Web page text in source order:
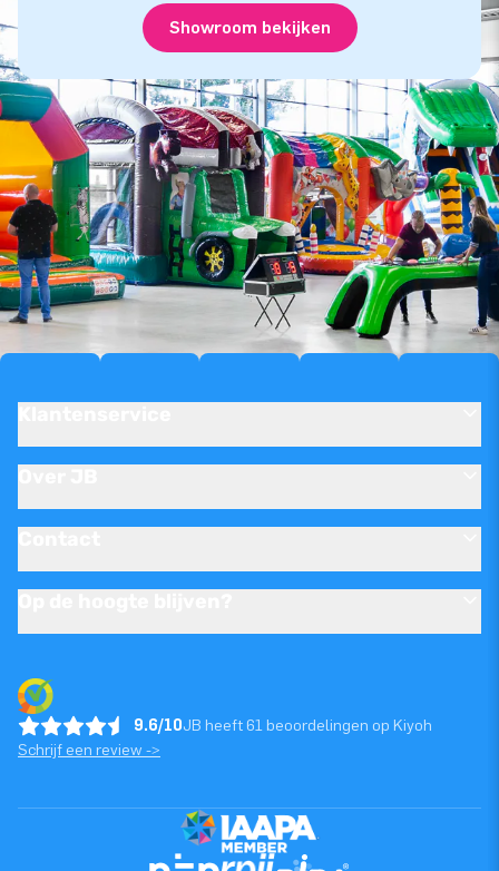
Showroom bekijken
9.6/10JB heeft 61 beoordelingen op Kiyoh
Schrijf een review ->